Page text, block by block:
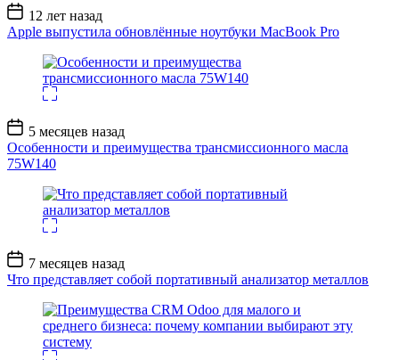
Дата
записи
12 лет назад
Apple выпустила обновлённые ноутбуки MacBook Pro
Дата
записи
5 месяцев назад
Особенности и преимущества трансмиссионного масла
75W140
Дата
записи
7 месяцев назад
Что представляет собой портативный анализатор металлов